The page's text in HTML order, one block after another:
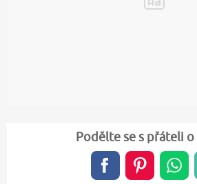
Podělte se s přáteli